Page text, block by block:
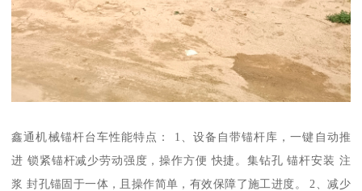
鑫通机械锚杆台车性能特点： 1、设备自带锚杆库，一键自动推
进 锁紧锚杆减少劳动强度，操作方便 快捷。集钻孔 锚杆安装 注
浆 封孔锚固于一体，且操作简单，有效保障了施工进度。 2、减少